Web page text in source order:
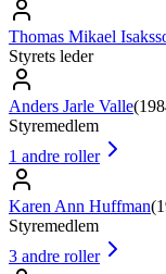
Thomas Mikael
Styrets leder
Anders Jarle Valle(
Styremedlem
1 andre roller
Karen Ann Huffman(
Styremedlem
3 andre roller